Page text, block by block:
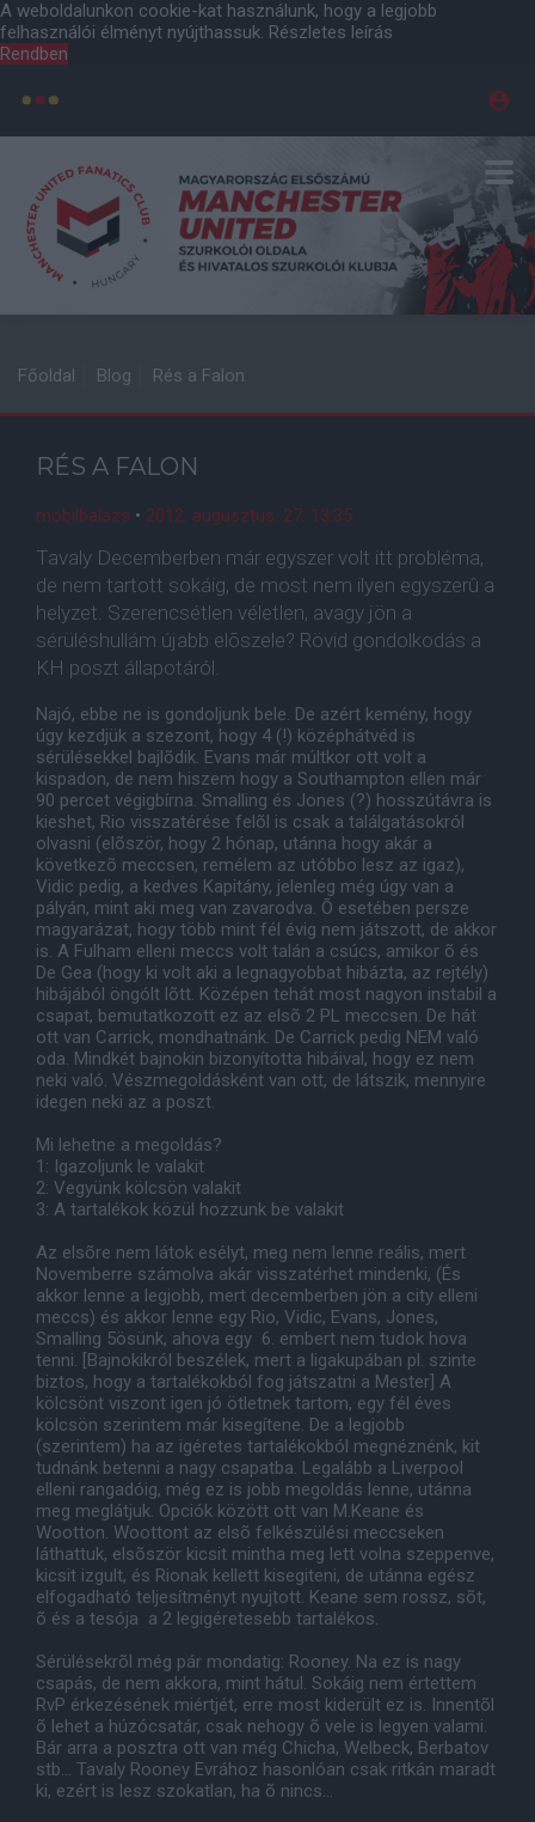
A weboldalunkon cookie-kat használunk, hogy a legjobb
felhasználói élményt nyújthassuk. Részletes leírás
Rendben
Főoldal Blog Rés a Falon
RÉS A FALON
mobilbalazs • 2012. augusztus. 27. 13:35
Tavaly Decemberben már egyszer volt itt probléma,
de nem tartott sokáig, de most nem ilyen egyszerû a
helyzet. Szerencsétlen véletlen, avagy jön a
sérüléshullám újabb elõszele? Rövid gondolkodás a
KH poszt állapotáról.
Najó, ebbe ne is gondoljunk bele. De azért kemény, hogy
úgy kezdjük a szezont, hogy 4 (!) középhátvéd is
sérülésekkel bajlõdik. Evans már múltkor ott volt a
kispadon, de nem hiszem hogy a Southampton ellen már
90 percet végigbírna. Smalling és Jones (?) hosszútávra is
kieshet, Rio visszatérése felõl is csak a találgatásokról
olvasni (elõször, hogy 2 hónap, utánna hogy akár a
következõ meccsen, remélem az utóbbo lesz az igaz),
Vidic pedig, a kedves Kapitány, jelenleg még úgy van a
pályán, mint aki meg van zavarodva. Õ esetében persze
magyarázat, hogy több mint fél évig nem játszott, de akkor
is. A Fulham elleni meccs volt talán a csúcs, amikor õ és
De Gea (hogy ki volt aki a legnagyobbat hibázta, az rejtély)
hibájából öngólt lõtt. Középen tehát most nagyon instabil a
csapat, bemutatkozott ez az elsõ 2 PL meccsen. De hát
ott van Carrick, mondhatnánk. De Carrick pedig NEM való
oda. Mindkét bajnokin bizonyította hibáival, hogy ez nem
neki való. Vészmegoldásként van ott, de látszik, mennyire
idegen neki az a poszt.
Mi lehetne a megoldás?
1: Igazoljunk le valakit
2: Vegyünk kölcsön valakit
3: A tartalékok közül hozzunk be valakit
Az elsõre nem látok esélyt, meg nem lenne reális, mert
Novemberre számolva akár visszatérhet mindenki, (És
akkor lenne a legjobb, mert decemberben jön a city elleni
meccs) és akkor lenne egy Rio, Vidic, Evans, Jones,
Smalling 5ösünk, ahova egy 6. embert nem tudok hova
tenni. [Bajnokikról beszélek, mert a ligakupában pl. szinte
biztos, hogy a tartalékokból fog játszatni a Mester] A
kölcsönt viszont igen jó ötletnek tartom, egy fél éves
kölcsön szerintem már kisegítene. De a legjobb
(szerintem) ha az igéretes tartalékokból megnéznénk, kit
tudnánk betenni a nagy csapatba. Legalább a Liverpool
elleni rangadóig, még ez is jobb megoldás lenne, utánna
meg meglátjuk. Opciók között ott van M.Keane és
Wootton. Woottont az elsõ felkészülési meccseken
láthattuk, elsõször kicsit mintha meg lett volna szeppenve,
kicsit izgult, és Rionak kellett kisegiteni, de utánna egész
elfogadható teljesítményt nyujtott. Keane sem rossz, sõt,
õ és a tesója a 2 legigéretesebb tartalékos.
Sérülésekrõl még pár mondatig: Rooney. Na ez is nagy
csapás, de nem akkora, mint hátul. Sokáig nem értettem
RvP érkezésének miértjét, erre most kiderült ez is. Innentõl
õ lehet a húzócsatár, csak nehogy õ vele is legyen valami.
Bár arra a posztra ott van még Chicha, Welbeck, Berbatov
stb... Tavaly Rooney Evrához hasonlóan csak ritkán maradt
ki, ezért is lesz szokatlan, ha õ nincs...